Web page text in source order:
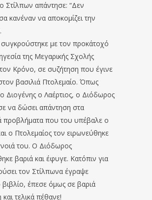
Στίλπων απάντησε: “Δεν
κανέναν να αποκομίζει την
με τον προκάτοχό
της Μεγαρικής Σχολής
Κρόνο, σε συζήτηση που έγινε
βασιλιά Πτολεμαίο. Όπως
Διογένης ο Λαέρτιος, ο Διόδωρος
να δώσει απάντηση στα
προβλήματα που του υπέβαλε ο
ο Πτολεμαίος τον ειρωνεύθηκε
του. Ο Διόδωρος
βαριά και έφυγε. Κατόπιν για
τον Στίλπωνα έγραψε
έπεσε όμως σε βαριά
τελικά πέθανε!